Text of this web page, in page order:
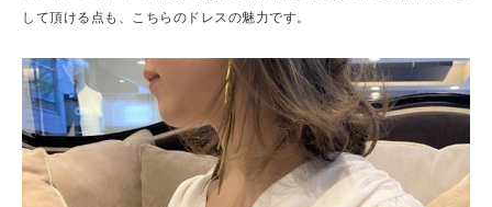
して頂ける点も、こちらのドレスの魅力です。